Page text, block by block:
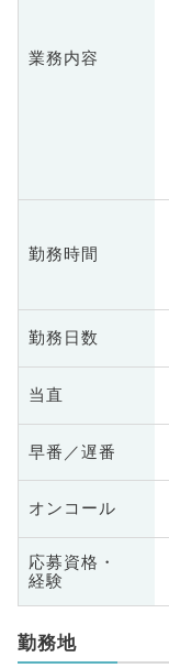
業務内容
勤務時間
勤務日数
当直
早番／遅番
オンコール
応募資格・
経験
勤務地